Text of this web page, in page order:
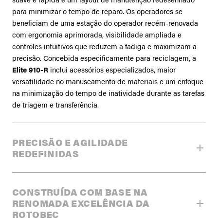
para minimizar o tempo de reparo. Os operadores se
beneficiam de uma estação do operador recém-renovada
com ergonomia aprimorada, visibilidade ampliada e
controles intuitivos que reduzem a fadiga e maximizam a
precisão. Concebida especificamente para reciclagem, a
Elite 910-R inclui acessórios especializados, maior
versatilidade no manuseamento de materiais e um enfoque
na minimização do tempo de inatividade durante as tarefas
de triagem e transferência.
PRECISÃO E AGILIDADE
REDEFINIDAS
PRECISÃO SEM ESFORÇO COM
CONTROLE HIDRÁULICO SUAVE
CONSTRUÍDA COM BASE NA
RENOMADA EXCELÊNCIA DA
ROTOBEC